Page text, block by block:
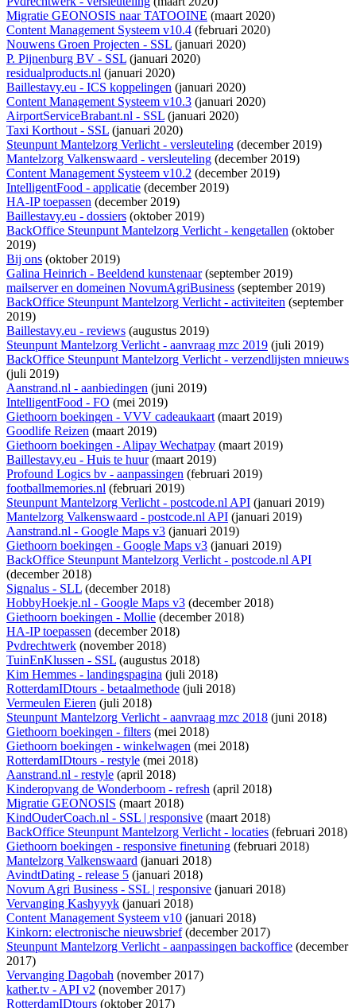
Migratie GEONOSIS naar TATOOINE (maart 2020)
Content Management Systeem v10.4 (februari 2020)
Nouwens Groen Projecten - SSL (januari 2020)
P. Pijnenburg BV - SSL (januari 2020)
residualproducts.nl (januari 2020)
Baillestavy.eu - ICS koppelingen (januari 2020)
Content Management Systeem v10.3 (januari 2020)
AirportServiceBrabant.nl - SSL (januari 2020)
Taxi Korthout - SSL (januari 2020)
Steunpunt Mantelzorg Verlicht - versleuteling (december 2019)
Mantelzorg Valkenswaard - versleuteling (december 2019)
Content Management Systeem v10.2 (december 2019)
IntelligentFood - applicatie (december 2019)
HA-IP toepassen (december 2019)
Baillestavy.eu - dossiers (oktober 2019)
BackOffice Steunpunt Mantelzorg Verlicht - kengetallen (oktober
2019)
Bij ons (oktober 2019)
Galina Heinrich - Beeldend kunstenaar(september 2019)
mailserver en domeinen NovumAgriBusiness (september 2019)
BackOffice Steunpunt Mantelzorg Verlicht - activiteiten (september
2019)
Baillestavy.eu - reviews (augustus 2019)
Steunpunt Mantelzorg Verlicht - aanvraag mzc 2019 (juli 2019)
BackOffice Steunpunt Mantelzorg Verlicht - verzendlijsten mnieuws
(juli 2019)
Aanstrand.nl - aanbiedingen (juni 2019)
IntelligentFood - FO (mei 2019)
Giethoorn boekingen - VVV cadeaukaart(maart 2019)
Goodlife Reizen (maart 2019)
Giethoorn boekingen - Alipay Wechatpay (maart 2019)
Baillestavy.eu - Huis te huur(maart 2019)
Profound Logics bv - aanpassingen (februari 2019)
footballmemories.nl (februari 2019)
Steunpunt Mantelzorg Verlicht - postcode.nl API (januari 2019)
Mantelzorg Valkenswaard - postcode.nl API (januari 2019)
Aanstrand.nl - Google Maps v3 (januari 2019)
Giethoorn boekingen - Google Maps v3 (januari 2019)
BackOffice Steunpunt Mantelzorg Verlicht - postcode.nl API
(december 2018)
Signalus - SLL (december 2018)
HobbyHoekje.nl - Google Maps v3 (december 2018)
Giethoorn boekingen - Mollie (december 2018)
HA-IP toepassen (december 2018)
Pvdrechtwerk (november 2018)
TuinEnKlussen - SSL (augustus 2018)
Kim Hemmes - landingspagina (juli 2018)
RotterdamIDtours - betaalmethode (juli 2018)
Vermeulen Eieren (juli 2018)
Steunpunt Mantelzorg Verlicht - aanvraag mzc 2018 (juni 2018)
Giethoorn boekingen - filters (mei 2018)
Giethoorn boekingen - winkelwagen (mei 2018)
RotterdamIDtours - restyle (mei 2018)
Aanstrand.nl - restyle (april 2018)
Kinderopvang de Wonderboom - refresh (april 2018)
Migratie GEONOSIS (maart 2018)
KindOuderCoach.nl - SSL | responsive (maart 2018)
BackOffice Steunpunt Mantelzorg Verlicht - locaties (februari 2018)
Giethoorn boekingen - responsive finetuning (februari 2018)
Mantelzorg Valkenswaard (januari 2018)
AvindtDating - release 5 (januari 2018)
Novum Agri Business - SSL | responsive (januari 2018)
Vervanging Kashyyyk (januari 2018)
Content Management Systeem v10 (januari 2018)
Kinkorn: electronische nieuwsbrief(december 2017)
Steunpunt Mantelzorg Verlicht - aanpassingen backoffice (december
2017)
Vervanging Dagobah (november 2017)
kather.tv - API v2 (november 2017)
RotterdamIDtours (oktober 2017)